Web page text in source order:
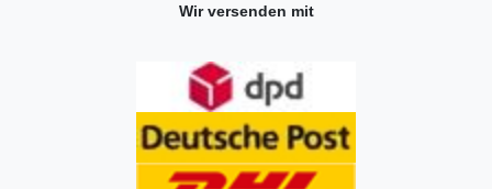
Wir versenden mit